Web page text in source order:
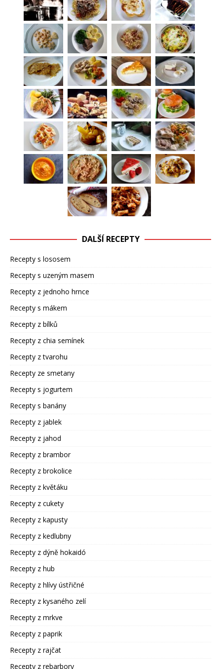
DALŠÍ RECEPTY
Recepty s lososem
Recepty s uzeným masem
Recepty z jednoho hrnce
Recepty s mákem
Recepty z bílků
Recepty z chia semínek
Recepty z tvarohu
Recepty ze smetany
Recepty s jogurtem
Recepty s banány
Recepty z jablek
Recepty z jahod
Recepty z brambor
Recepty z brokolice
Recepty z květáku
Recepty z cukety
Recepty z kapusty
Recepty z kedlubny
Recepty z dýně hokaidó
Recepty z hub
Recepty z hlívy ústřičné
Recepty z kysaného zelí
Recepty z mrkve
Recepty z paprik
Recepty z rajčat
Recepty z rebarbory